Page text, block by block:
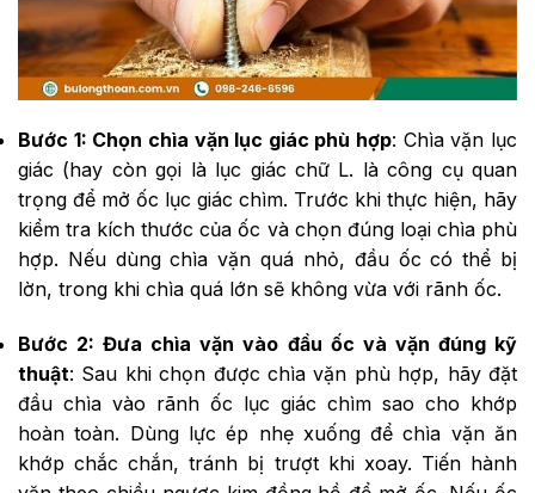
Bước 1: Chọn chìa vặn lục giác phù hợp: Chìa vặn lục
giác (hay còn gọi là lục giác chữ L. là công cụ quan
trọng để mở ốc lục giác chìm. Trước khi thực hiện, hãy
kiểm tra kích thước của ốc và chọn đúng loại chìa phù
hợp. Nếu dùng chìa vặn quá nhỏ, đầu ốc có thể bị
lờn, trong khi chìa quá lớn sẽ không vừa với rãnh ốc.
Bước 2: Đưa chìa vặn vào đầu ốc và vặn đúng kỹ
thuật: Sau khi chọn được chìa vặn phù hợp, hãy đặt
đầu chìa vào rãnh ốc lục giác chìm sao cho khớp
hoàn toàn. Dùng lực ép nhẹ xuống để chìa vặn ăn
khớp chắc chắn, tránh bị trượt khi xoay. Tiến hành